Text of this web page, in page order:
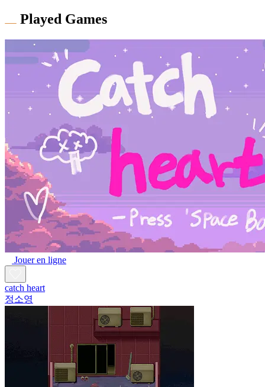
Played Games
Jouer en ligne
catch heart
정소영